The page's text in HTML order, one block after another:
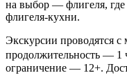
на выбор — флигеля,
флигеля-кухни.
Экскурсии проводятся
продолжительность — 1
ограничение — 12+.